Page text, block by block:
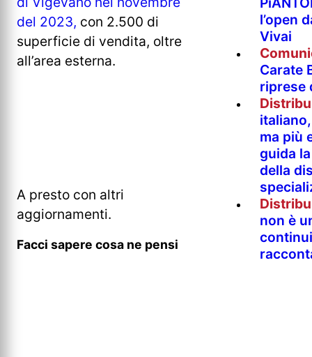
del 2023, con 2.500 di
superficie di vendita, oltre
all’area esterna.
A presto con altri
aggiornamenti.
Facci sapere cosa ne pensi
l’open
Vivai
Carate
riprese
ma più
guida
della
non è